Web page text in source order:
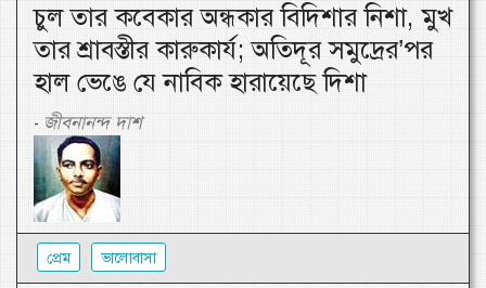
চুল তার কবেকার অন্ধকার বিদিশার নিশা, মুখ
তার শ্রাবস্তীর কারুকার্য; অতিদূর সমুদ্রের’পর
হাল ভেঙে যে নাবিক হারায়েছে দিশা
- জীবনানন্দ দাশ
প্রেম ভালোবাসা